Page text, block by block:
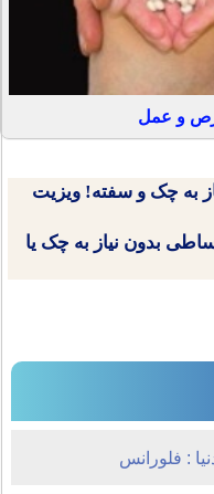
و عمل
به چک و سفته! ویزیت
بدون نیاز به چک یا
: فلورانس